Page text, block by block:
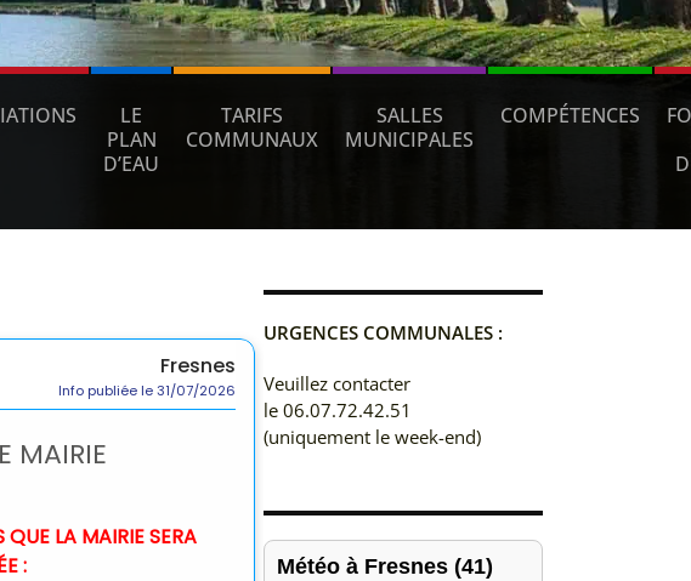
LE
PLAN
D’EAU
TARIFS
COMMUNAUX
SALLES
MUNICIPALES
COMPÉTENCES
URGENCES COMMUNALES :
Veuillez contacter
le 06.07.72.42.51
(uniquement le week-end)
Météo à Fresnes (41)